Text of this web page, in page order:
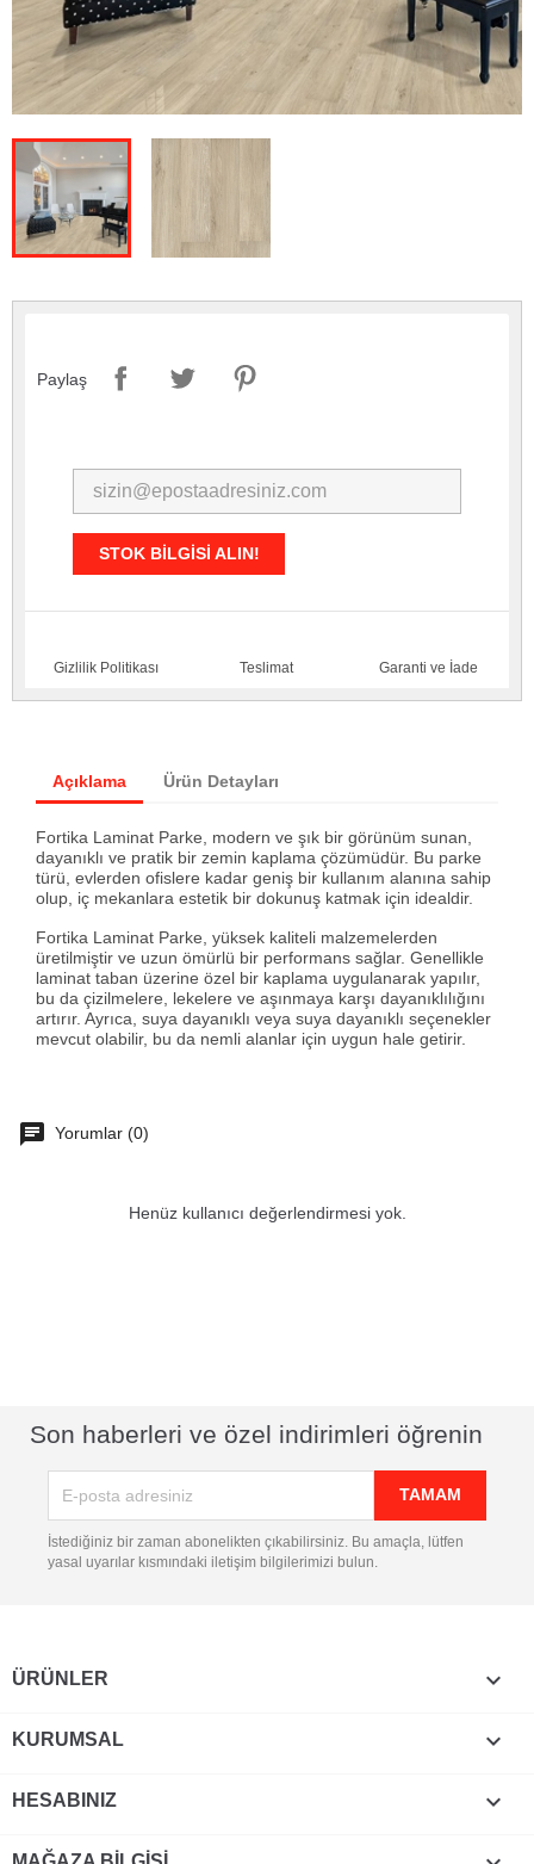
Paylaş
STOK BILGISI ALIN!
Gizlilik Politikası Teslimat Garanti ve İade
Açıklama Ürün Detayları
Fortika Laminat Parke, modern ve şık bir görünüm sunan,
dayanıklı ve pratik bir zemin kaplama çözümüdür. Bu parke
türü, evlerden ofislere kadar geniş bir kullanım alanına sahip
olup, iç mekanlara estetik bir dokunuş katmak için idealdir.
Fortika Laminat Parke, yüksek kaliteli malzemelerden
üretilmiştir ve uzun ömürlü bir performans sağlar. Genellikle
laminat taban üzerine özel bir kaplama uygulanarak yapılır,
bu da çizilmelere, lekelere ve aşınmaya karşı dayanıklılığını
artırır. Ayrıca, suya dayanıklı veya suya dayanıklı seçenekler
mevcut olabilir, bu da nemli alanlar için uygun hale getirir.
Yorumlar (0)
Henüz kullanıcı değerlendirmesi yok.
Son haberleri ve özel indirimleri öğrenin
İstediğiniz bir zaman abonelikten çıkabilirsiniz. Bu amaçla, lütfen
yasal uyarılar kısmındaki iletişim bilgilerimizi bulun.
ÜRÜNLER 
KURUMSAL 
HESABINIZ 